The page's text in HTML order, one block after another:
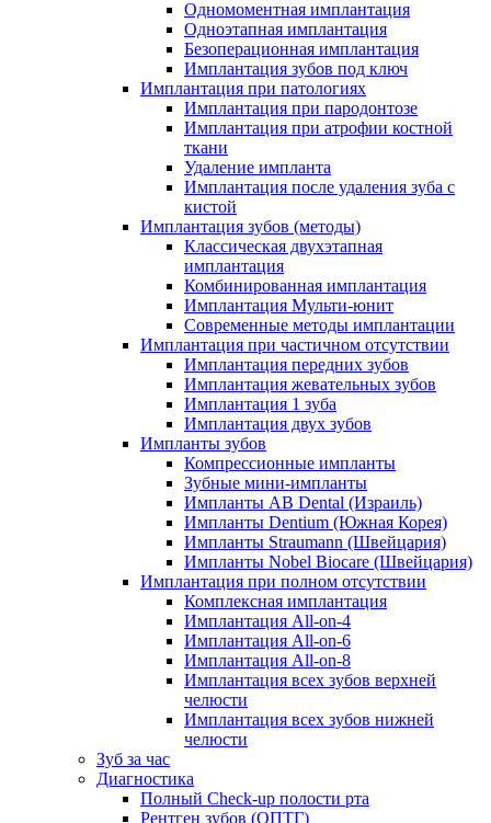
Одномоментная имплантация
Одноэтапная имплантация
Безоперационная имплантация
Имплантация зубов под ключ
Имплантация при патологиях
Имплантация при пародонтозе
Имплантация при атрофии костной
ткани
Удаление импланта
Имплантация после удаления зуба с
кистой
Имплантация зубов (методы)
Классическая двухэтапная
имплантация
Комбинированная имплантация
Имплантация Мульти-юнит
Современные методы имплантации
Имплантация при частичном отсутствии
Имплантация передних зубов
Имплантация жевательных зубов
Имплантация 1 зуба
Имплантация двух зубов
Импланты зубов
Компрессионные импланты
Зубные мини-импланты
Импланты AB Dental (Израиль)
Импланты Dentium (Южная Корея)
Импланты Straumann (Швейцария)
Импланты Nobel Biocare (Швейцария)
Имплантация при полном отсутствии
Комплексная имплантация
Имплантация All-on-4
Имплантация All-on-6
Имплантация All-on-8
Имплантация всех зубов верхней
челюсти
Имплантация всех зубов нижней
челюсти
Зуб за час
Диагностика
Полный Check-up полости рта
Рентген зубов (ОПТГ)